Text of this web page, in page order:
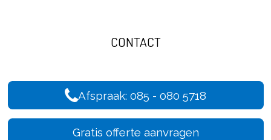
CONTACT
Afspraak: 085 - 080 5718
Gratis offerte aanvragen